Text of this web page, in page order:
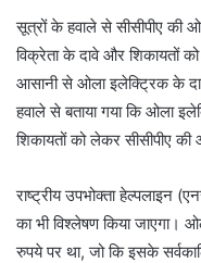
सूत्रों के हवाले से सीसीपीए की
विक्रेता के दावे और शिकायतों
आसानी से ओला इलेक्ट्रिक के
हवाले से बताया गया कि ओला
शिकायतों को लेकर सीसीपीए की
राष्ट्रीय उपभोक्ता हेल्पलाइन
का भी विश्लेषण किया जाएगा।
रुपये पर था, जो कि इसके